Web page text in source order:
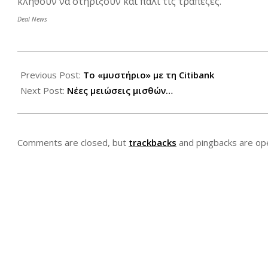
Deal News
04-
04
Previous Post: To «μυστήριο» με τη Citibank
Next Post: Νέες μειώσεις μισθών…
Comments are closed, but trackbacks and pingbacks are